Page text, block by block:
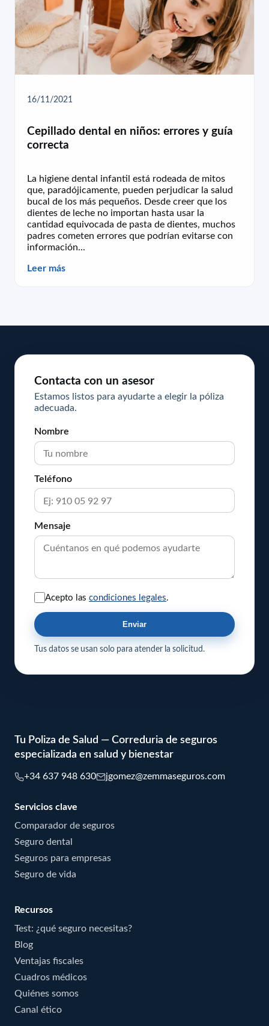
16/11/2021
Cepillado dental en niños: errores y guía
correcta
La higiene dental infantil está rodeada de mitos
que, paradójicamente, pueden perjudicar la salud
bucal de los más pequeños. Desde creer que los
dientes de leche no importan hasta usar la
cantidad equivocada de pasta de dientes, muchos
padres cometen errores que podrían evitarse con
información...
Leer más
Contacta con un asesor
Estamos listos para ayudarte a elegir la póliza
adecuada.
Nombre
Teléfono
Mensaje
Acepto las condiciones legales.
Enviar
Tus datos se usan solo para atender la solicitud.
Tu Poliza de Salud — Correduria de seguros
especializada en salud y bienestar
+34 637 948 630 jgomez@zemmaseguros.com
Servicios clave
Comparador de seguros
Seguro dental
Seguros para empresas
Seguro de vida
Recursos
Test: ¿qué seguro necesitas?
Blog
Ventajas fiscales
Cuadros médicos
Quiénes somos
Canal ético